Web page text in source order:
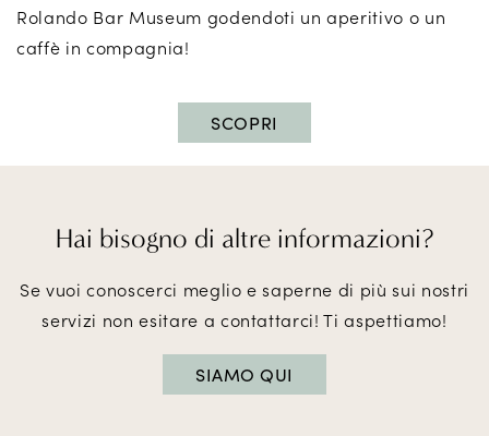
Rolando Bar Museum godendoti un aperitivo o un
caffè in compagnia!
SCOPRI
Hai bisogno di altre informazioni?
Se vuoi conoscerci meglio e saperne di più sui nostri
servizi non esitare a contattarci! Ti aspettiamo!
SIAMO QUI